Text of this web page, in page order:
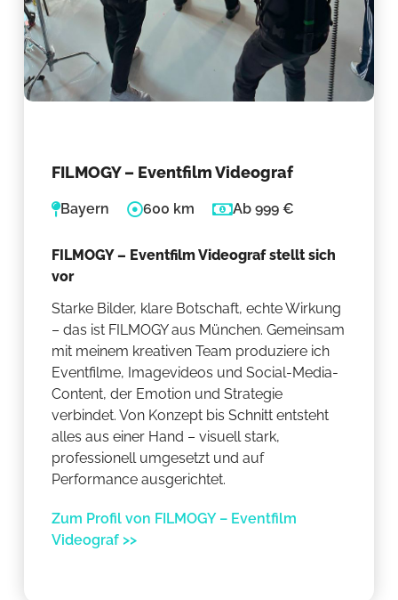
FILMOGY – Eventfilm Videograf
Bayern 600 km Ab 999 €
FILMOGY – Eventfilm Videograf stellt sich
vor
Starke Bilder, klare Botschaft, echte Wirkung
– das ist FILMOGY aus München. Gemeinsam
mit meinem kreativen Team produziere ich
Eventfilme, Imagevideos und Social-Media-
Content, der Emotion und Strategie
verbindet. Von Konzept bis Schnitt entsteht
alles aus einer Hand – visuell stark,
professionell umgesetzt und auf
Performance ausgerichtet.
Zum Profil von FILMOGY – Eventfilm
Videograf >>